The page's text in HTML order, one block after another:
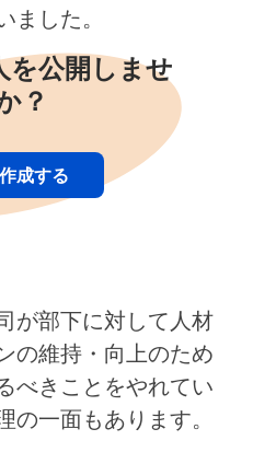
した。
公開しませ
？
成する
が部下に対して人材
の維持・向上のため
べきことをやれてい
の一面もあります。